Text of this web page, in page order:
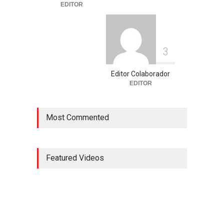
EDITOR
3
Editor Colaborador
EDITOR
Most Commented
Featured Videos